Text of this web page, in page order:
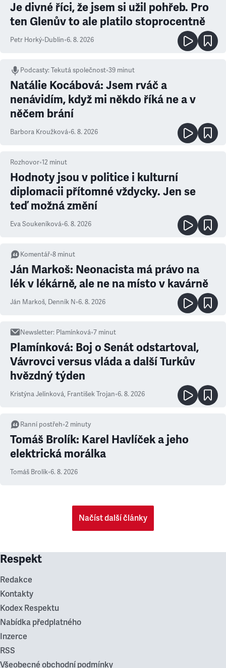
Je divné říci, že jsem si užil pohřeb. Pro
ten Glenův to ale platilo stoprocentně
Petr Horký•Dublin•6. 8. 2026
Podcasty:Tekutá společnost•39 minut
Natálie Kocábová: Jsem rváč a
nenávidím, když mi někdo říká ne a v
něčem brání
Barbora Kroužková•6. 8. 2026
Rozhovor•12 minut
Hodnoty jsou v politice i kulturní
diplomacii přítomné vždycky. Jen se
teď možná změní
Eva Soukeníková•6. 8. 2026
Komentář•8 minut
Ján Markoš: Neonacista má právo na
lék v lékárně, ale ne na místo v kavárně
Ján Markoš, Denník N•6. 8. 2026
Newsletter: Plamínková•7 minut
Plamínková: Boj o Senát odstartoval,
Vávrovci versus vláda a další Turkův
hvězdný týden
Kristýna Jelínková, František Trojan•6. 8. 2026
Ranní postřeh•2 minuty
Tomáš Brolík: Karel Havlíček a jeho
elektrická morálka
Tomáš Brolík•6. 8. 2026
Načíst další články
Respekt
Redakce
Kontakty
Kodex Respektu
Nabídka předplatného
Inzerce
RSS
Všeobecné obchodní podmínky